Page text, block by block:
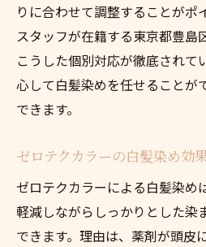
りに合わせて調整することがポ
スタッフが在籍する東京都豊島
こうした個別対応が徹底されて
心して白髪染めを任せることが
できます。
ゼロテクカラーの白髪染め効
ゼロテクカラーによる白髪染め
軽減しながらしっかりとした染
できます。理由は、薬剤が頭皮